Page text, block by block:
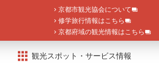
京都市観光協会について
修学旅行情報はこちら
京都府域の観光情報はこちら
観光スポット・サービス情報